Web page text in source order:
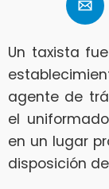
Un taxista
agente de
el
en un lugar
disposición